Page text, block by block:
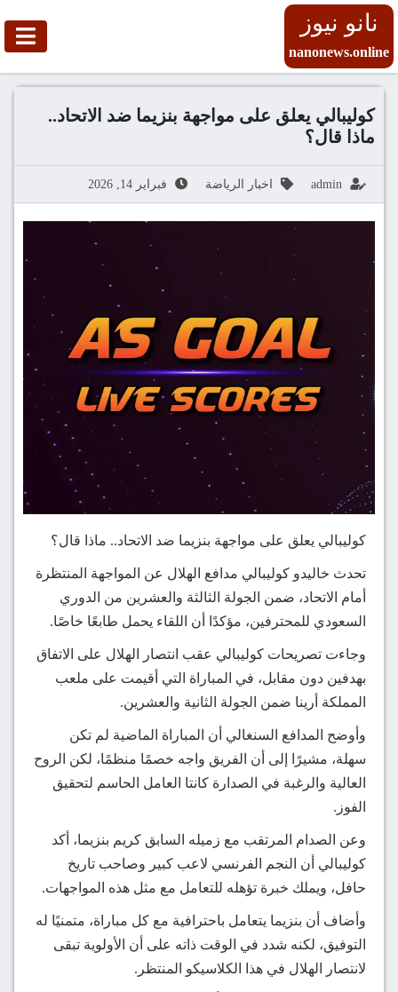
نانو نيوز
nanonews.online
كوليبالي يعلق على مواجهة بنزيما ضد الاتحاد..
ماذا قال؟
admin اخبار الرياضة فبراير 14, 2026
كوليبالي يعلق على مواجهة بنزيما ضد الاتحاد.. ماذا قال؟
تحدث خاليدو كوليبالي مدافع الهلال عن المواجهة المنتظرة
أمام الاتحاد، ضمن الجولة الثالثة والعشرين من الدوري
السعودي للمحترفين، مؤكدًا أن اللقاء يحمل طابعًا خاصًا.
وجاءت تصريحات كوليبالي عقب انتصار الهلال على الاتفاق
بهدفين دون مقابل، في المباراة التي أقيمت على ملعب
المملكة أرينا ضمن الجولة الثانية والعشرين.
وأوضح المدافع السنغالي أن المباراة الماضية لم تكن
سهلة، مشيرًا إلى أن الفريق واجه خصمًا منظمًا، لكن الروح
العالية والرغبة في الصدارة كانتا العامل الحاسم لتحقيق
الفوز.
وعن الصدام المرتقب مع زميله السابق كريم بنزيما، أكد
كوليبالي أن النجم الفرنسي لاعب كبير وصاحب تاريخ
حافل، ويملك خبرة تؤهله للتعامل مع مثل هذه المواجهات.
وأضاف أن بنزيما يتعامل باحترافية مع كل مباراة، متمنيًا له
التوفيق، لكنه شدد في الوقت ذاته على أن الأولوية تبقى
لانتصار الهلال في هذا الكلاسيكو المنتظر.